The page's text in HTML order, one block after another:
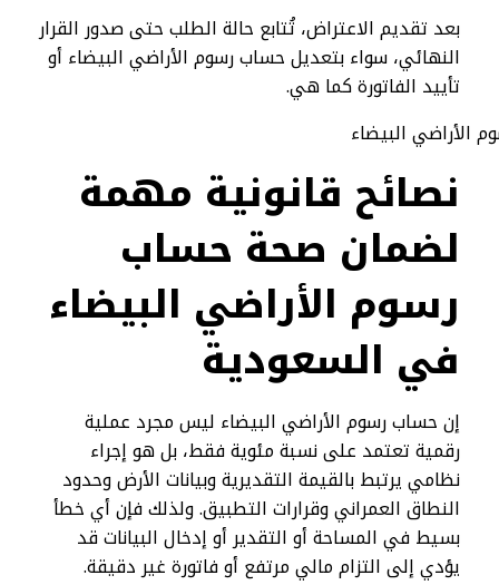
بعد تقديم الاعتراض، تُتابع حالة الطلب حتى صدور القرار
النهائي، سواء بتعديل حساب رسوم الأراضي البيضاء أو
تأييد الفاتورة كما هي.
نصائح قانونية مهمة
لضمان صحة حساب
رسوم الأراضي البيضاء
في السعودية
إن حساب رسوم الأراضي البيضاء ليس مجرد عملية
رقمية تعتمد على نسبة مئوية فقط، بل هو إجراء
نظامي يرتبط بالقيمة التقديرية وبيانات الأرض وحدود
النطاق العمراني وقرارات التطبيق. ولذلك فإن أي خطأ
بسيط في المساحة أو التقدير أو إدخال البيانات قد
يؤدي إلى التزام مالي مرتفع أو فاتورة غير دقيقة.